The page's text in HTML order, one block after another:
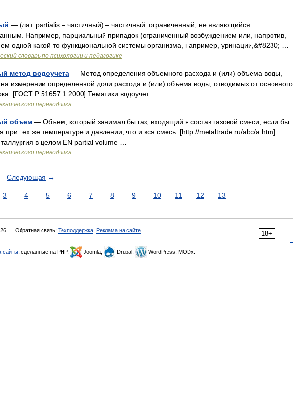
— (лат. partialis – частичный) – частичный, ограниченный, не являющийся
Например, парциальный припадок (ограниченный возбуждением или, напротив,
одной какой то функциональной системы организма, например, уринации,&#8230; …
словарь по психологии и педагогике
метод водоучета — Метод определения объемного расхода и (или) объема воды,
измерении определенной доли расхода и (или) объема воды, отводимых от основного
[ГОСТ Р 51657 1 2000] Тематики водоучет …
переводчика
объем — Объем, который занимал бы газ, входящий в состав газовой смеси, если бы
при тех же температуре и давлении, что и вся смесь. [http://metaltrade.ru/abc/a.htm]
в целом EN partial volume …
переводчика
Следующая →
3 4 5 6 7 8 9 10 11 12 13
18+
Обратная связь: Техподдержка Реклама на сайте
сайты , сделанные на PHP, Joomla, Drupal, WordPress, MODx.